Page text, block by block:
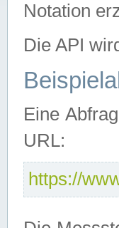
Notation
Die API
Eine
URL:
https://